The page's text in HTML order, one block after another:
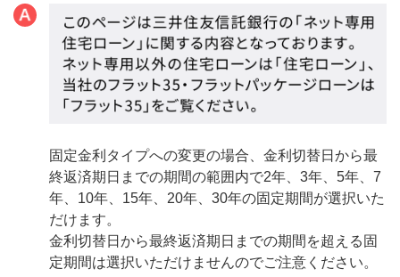
固定金利タイプへの変更の場合、金利切替日から最
終返済期日までの期間の範囲内で2年、3年、5年、7
年、10年、15年、20年、30年の固定期間が選択いた
だけます。
金利切替日から最終返済期日までの期間を超える固
定期間は選択いただけませんのでご注意ください。